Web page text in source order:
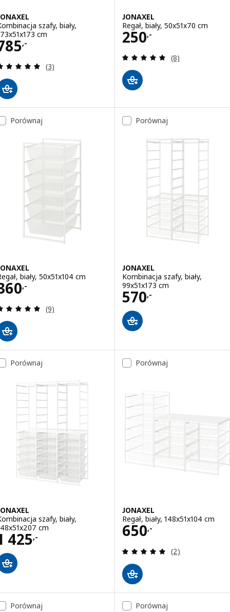
szafy, biały,
cm
,- 785,-
Recenzja: 5 z 5 gwiazdki. Łączna liczba recenzji:
(3)
JONAXEL
Regał, biały, 50x51x70 cm
250,-
Cena 250,-
Recenzja: 5 z
(8)
Porównaj
biały, 50x51x104 cm
,- 360,-
Recenzja: 5 z 5 gwiazdki. Łączna liczba recenzji:
(9)
Porównaj
JONAXEL
Kombinacja szafy, biały,
99x51x173 cm
570,-
Cena 570,-
Porównaj
szafy, biały,
cm
425,-
1425,-
Porównaj
JONAXEL
Regał, biały, 148x51x104 cm
650,-
Cena 650,-
Recenzja: 5 z
(2)
Porównaj Porównaj